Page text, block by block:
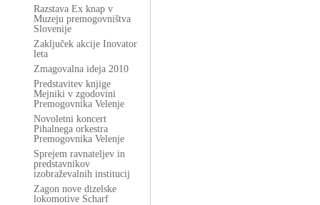
Razstava Ex knap v
Muzeju premogovništva
Slovenije
Zaključek akcije Inovator
leta
Zmagovalna ideja 2010
Predstavitev knjige
Mejniki v zgodovini
Premogovnika Velenje
Novoletni koncert
Pihalnega orkestra
Premogovnika Velenje
Sprejem ravnateljev in
predstavnikov
izobraževalnih institucij
Zagon nove dizelske
lokomotive Scharf